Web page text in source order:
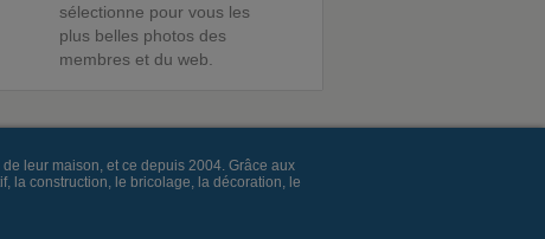
sélectionne pour vous les
plus belles photos des
membres et du web.
leur maison, et ce depuis 2004. Grâce aux
la construction, le bricolage, la décoration, le